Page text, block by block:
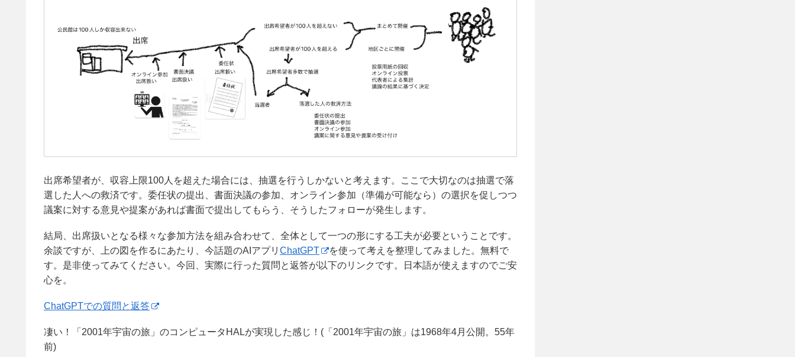
出席希望者が、収容上限100人を超えた場合には、抽選を行うしかないと考えます。ここで大切なのは抽選で落
選した人への救済です。委任状の提出、書面決議の参加、オンライン参加（準備が可能なら）の選択を促しつつ
議案に対する意見や提案があれば書面で提出してもらう、そうしたフォローが発生します。
結局、出席扱いとなる様々な参加方法を組み合わせて、全体として一つの形にする工夫が必要ということです。
余談ですが、上の図を作るにあたり、今話題のAIアプリ ChatGPT
を使って考えを整理してみました。無料で
す。是非使ってみてください。今回、実際に行った質問と返答が以下のリンクです。日本語が使えますのでご安
心を。
ChatGPTでの質問と返答
凄い！「2001年宇宙の旅」のコンピュータHALが実現した感じ！(「2001年宇宙の旅」は1968年4月公開。55年
前)